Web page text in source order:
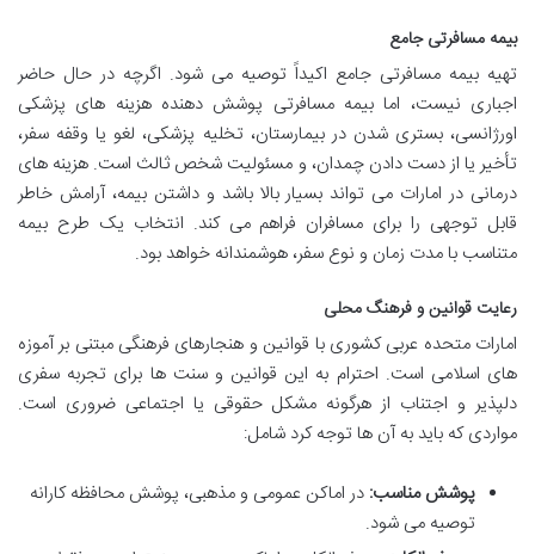
بیمه مسافرتی جامع
تهیه بیمه مسافرتی جامع اکیداً توصیه می شود. اگرچه در حال حاضر
اجباری نیست، اما بیمه مسافرتی پوشش دهنده هزینه های پزشکی
اورژانسی، بستری شدن در بیمارستان، تخلیه پزشکی، لغو یا وقفه سفر،
تأخیر یا از دست دادن چمدان، و مسئولیت شخص ثالث است. هزینه های
درمانی در امارات می تواند بسیار بالا باشد و داشتن بیمه، آرامش خاطر
قابل توجهی را برای مسافران فراهم می کند. انتخاب یک طرح بیمه
متناسب با مدت زمان و نوع سفر، هوشمندانه خواهد بود.
رعایت قوانین و فرهنگ محلی
امارات متحده عربی کشوری با قوانین و هنجارهای فرهنگی مبتنی بر آموزه
های اسلامی است. احترام به این قوانین و سنت ها برای تجربه سفری
دلپذیر و اجتناب از هرگونه مشکل حقوقی یا اجتماعی ضروری است.
مواردی که باید به آن ها توجه کرد شامل:
پوشش مناسب: در اماکن عمومی و مذهبی، پوشش محافظه کارانه
توصیه می شود.